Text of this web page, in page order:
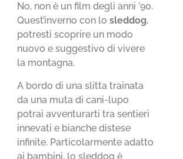
No, non è un film degli anni ’90.
Quest’inverno con losleddog,
potresti scoprire un modo
nuovo e suggestivo di vivere
la montagna.
A bordo di una slitta trainata
da una muta di cani-lupo
potrai avventurarti tra sentieri
innevati e bianche distese
infinite. Particolarmente adatto
ai bambini, lo sleddog è